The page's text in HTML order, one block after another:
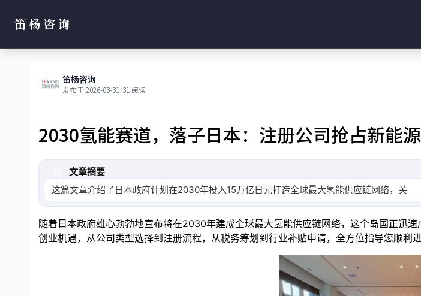
笛杨咨询
笛杨咨询
发布于 2026-03-31/31 阅读
2030氢能赛道，落子日本：注册公司抢占新能
文章摘要
这篇文章介绍了日本政府计划在2030年投入15万亿日元打造全球最大氢能供应链网络，关东
随着日本政府雄心勃勃地宣布将在2030年建成全球最大氢能供应链网络，这个岛国正迅
创业机遇，从公司类型选择到注册流程，从税务筹划到行业补贴申请，全方位指导您顺利